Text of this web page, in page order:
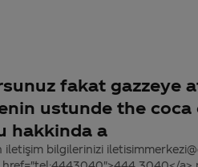
fakat gazzeye
ustunde the coca
hakkinda a
iletişim bilgilerinizi